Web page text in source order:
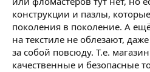
конструкции и пазлы,
поколения в поколение. А
на текстиле не облезают,
за собой повсюду. Т.е.
качественные и безопасные